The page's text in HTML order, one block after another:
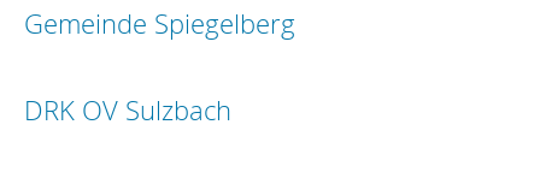
Gemeinde Spiegelberg
DRK OV Sulzbach